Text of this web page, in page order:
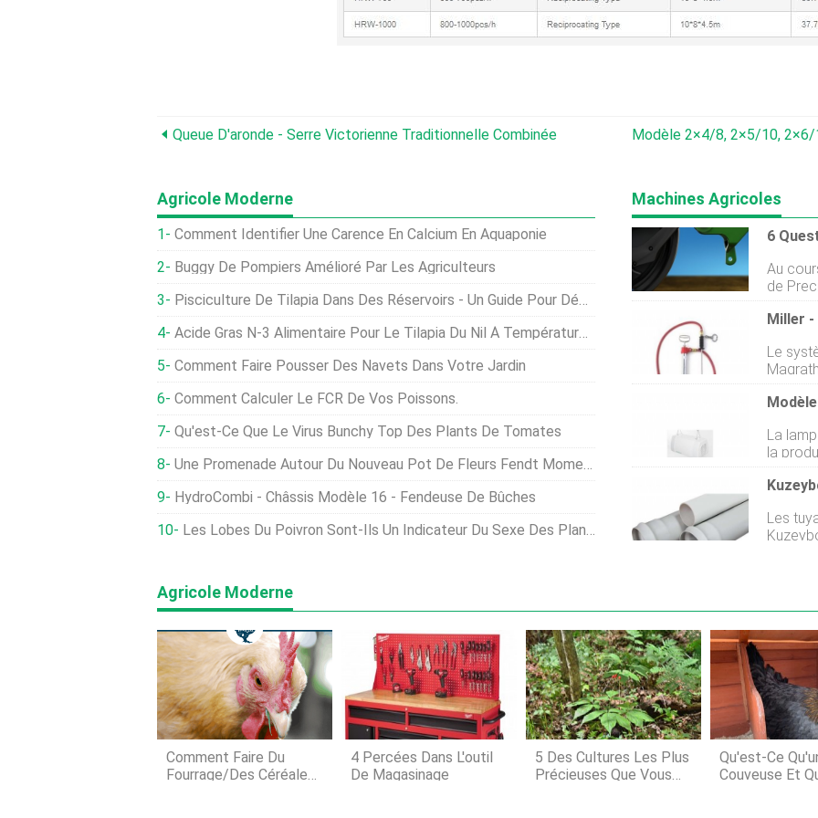
Queue D'aronde - Serre Victorienne Traditionnelle Combinée Modèle 2×4/8, 2×5/10, 2×6/12, 2×7/14, 2×8/16… 2×14/
Agricole Moderne
Comment Identifier Une Carence En Calcium En Aquaponie
Buggy De Pompiers Amélioré Par Les Agriculteurs
Pisciculture De Tilapia Dans Des Réservoirs - Un Guide Pour Débutants
Acide Gras N-3 Alimentaire Pour Le Tilapia Du Nil À Température Optimale Et Sous-Optimale-Froide
Comment Faire Pousser Des Navets Dans Votre Jardin
Comment Calculer Le FCR De Vos Poissons.
Qu'est-Ce Que Le Virus Bunchy Top Des Plants De Tomates
Une Promenade Autour Du Nouveau Pot De Fleurs Fendt Momentum
HydroCombi - Châssis Modèle 16 - Fendeuse De Bûches
Les Lobes Du Poivron Sont-Ils Un Indicateur Du Sexe Des Plants De Poivron Et De La Production De Graines ?
Machines Agricoles
Au
de
de SmartFirmer.
2018,
résidu,
Le
pour
vêlage,
aux
La
la
plantes
série
Les
poissons
pour la
du
Agricole Moderne
Comment Faire Du
Fourrage/des Céréales
4 Percées Dans L'outil
De Magasinage
5 Des Cultures Les Plus
Précieuses Que Vous
Qu'est-Ce
Couveuse Et